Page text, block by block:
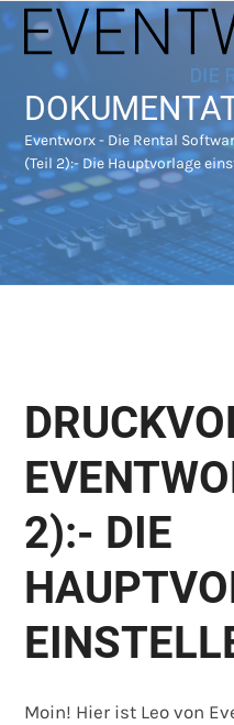
Skip
to
content
Open
mobile
menu
Close
mobile
menu
Eventworx - Die Rental
(Teil 2):- Die Hauptvorlage
2):- DIE
Moin! Hier ist Leo von